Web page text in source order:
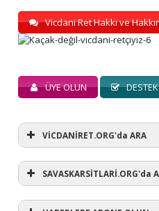
Vicdani Ret Hakkı ve
ÜYE OLUN
VİCDANİRET.ORG'da ARA
SAVASKARSİTLARİ.ORG'da